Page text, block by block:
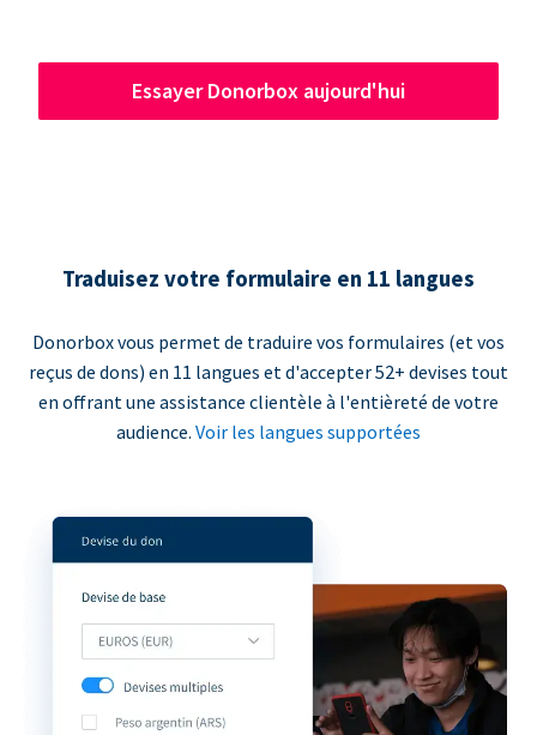
Essayer Donorbox aujourd'hui
Traduisez votre formulaire en 11 langues
Donorbox vous permet de traduire vos formulaires (et vos
reçus de dons) en 11 langues et d'accepter 52+ devises tout
en offrant une assistance clientèle à l'entièreté de votre
audience. Voir les langues supportées